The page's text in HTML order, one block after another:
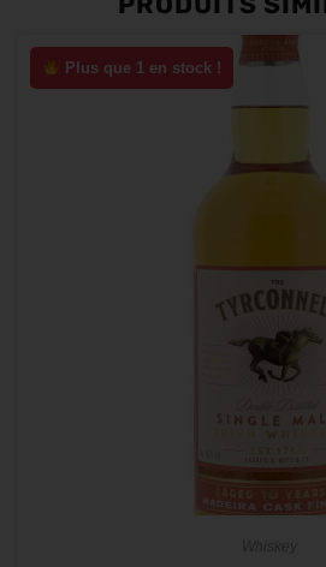
Plus que 1 en stock !